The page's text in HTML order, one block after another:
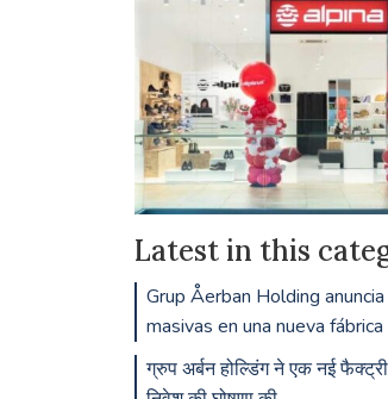
Latest in this
Grup Åerban Holding
masivas en una nueva fábrica
ग्रुप अर्बन होल्डिंग ने एक नई